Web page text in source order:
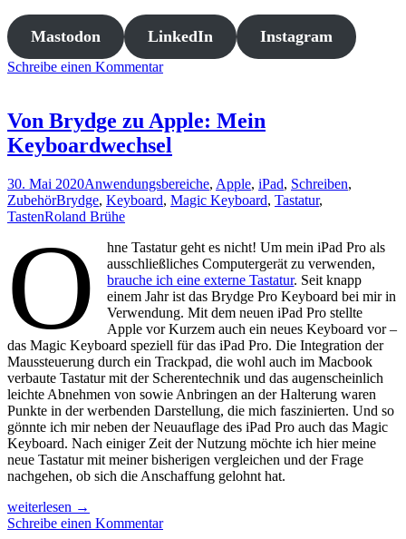
Mastodon LinkedIn Instagram
Schreibe einen Kommentar
Von Brydge zu Apple: Mein
Keyboardwechsel
30. Mai 2020Anwendungsbereiche, Apple, iPad, Schreiben,
ZubehörBrydge, Keyboard, Magic Keyboard, Tastatur,
TastenRoland Brühe
O
hne Tastatur geht es nicht! Um mein iPad Pro als
ausschließliches Computergerät zu verwenden,
brauche ich eine externe Tastatur. Seit knapp
einem Jahr ist das Brydge Pro Keyboard bei mir in
Verwendung. Mit dem neuen iPad Pro stellte
Apple vor Kurzem auch ein neues Keyboard vor –
das Magic Keyboard speziell für das iPad Pro. Die Integration der
Maussteuerung durch ein Trackpad, die wohl auch im Macbook
verbaute Tastatur mit der Scherentechnik und das augenscheinlich
leichte Abnehmen von sowie Anbringen an der Halterung waren
Punkte in der werbenden Darstellung, die mich faszinierten. Und so
gönnte ich mir neben der Neuauflage des iPad Pro auch das Magic
Keyboard. Nach einiger Zeit der Nutzung möchte ich hier meine
neue Tastatur mit meiner bisherigen vergleichen und der Frage
nachgehen, ob sich die Anschaffung gelohnt hat.
Von
Brydge
weiterlesen →
Schreibe einen Kommentar